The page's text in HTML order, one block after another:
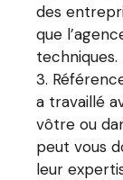
des
que
techniques.
a travaillé
vôtre ou
peut vous
leur